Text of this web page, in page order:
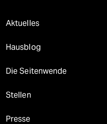
Aktuelles
Hausblog
Die Seitenwende
Stellen
Presse